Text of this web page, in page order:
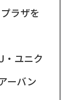
ラザを
・ユニク
ーバン